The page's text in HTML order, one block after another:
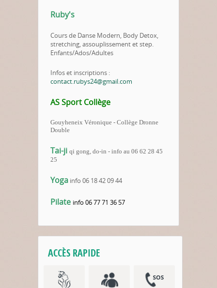
Ruby's
Cours de Danse Modern, Body Detox,
stretching, assouplissement et step.
Enfants/Ados/Adultes
Infos et inscriptions :
contact.rubys24@gmail.com
AS Sport Collège
Gouyheneix Véronique - Collège Dronne
Double
Tai-ji qi gong, do-in - info au 06 62 28 45
25
Yoga info 06 18 42 09 44
Pilate info 06 77 71 36 57
ACCÈS RAPIDE